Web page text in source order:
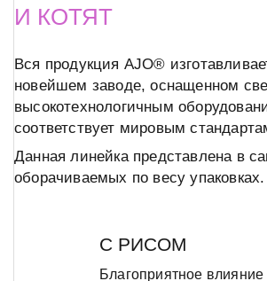
И КОТЯТ
Вся продукция AJO®
новейшем заводе, оснащенном
высокотехнологичным
соответствует мировым
Данная линейка представлена в
оборачиваемых по весу упаковках.
С РИСОМ
Благоприятное влияние